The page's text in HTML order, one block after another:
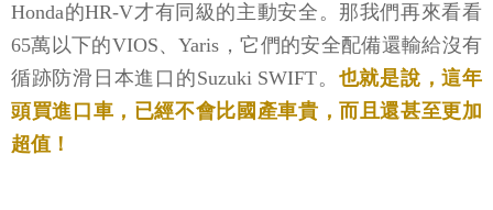
Honda的HR-V才有同級的主動安全。那我們再來看看
65萬以下的VIOS、Yaris，它們的安全配備還輸給沒有
循跡防滑日本進口的Suzuki SWIFT。 也就是說，這年
頭買進口車，已經不會比國產車貴，而且還甚至更加
超值！